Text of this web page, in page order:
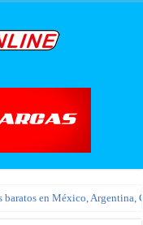
baratos en México, Argentina,